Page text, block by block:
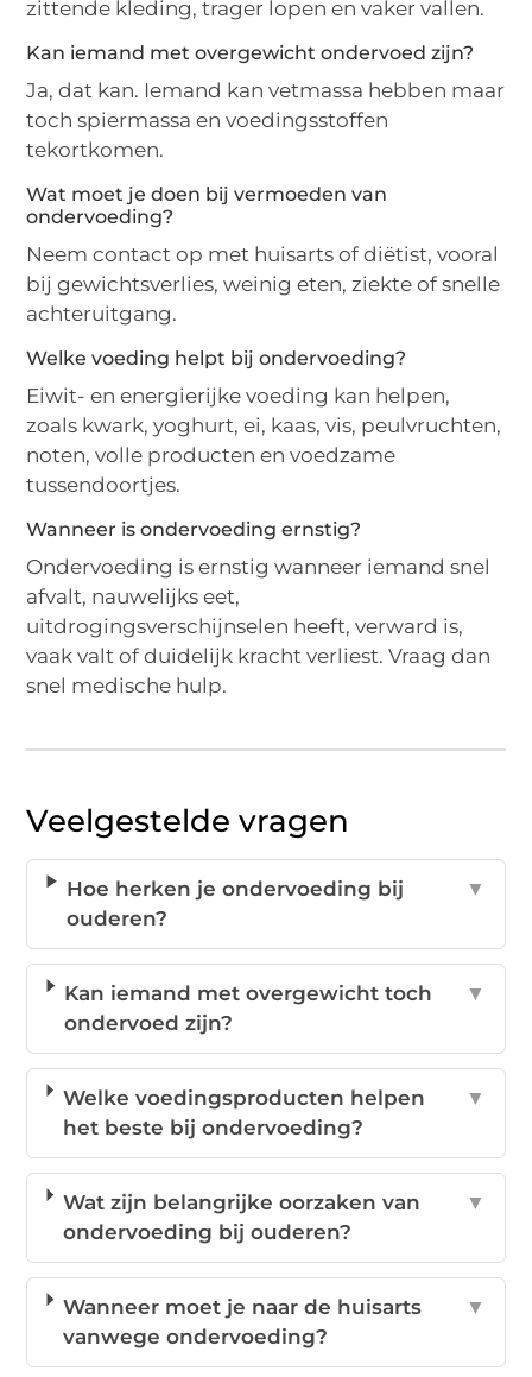
zittende kleding, trager lopen en vaker vallen.
Kan iemand met overgewicht ondervoed zijn?
Ja, dat kan. Iemand kan vetmassa hebben maar
toch spiermassa en voedingsstoffen
tekortkomen.
Wat moet je doen bij vermoeden van
ondervoeding?
Neem contact op met huisarts of diëtist, vooral
bij gewichtsverlies, weinig eten, ziekte of snelle
achteruitgang.
Welke voeding helpt bij ondervoeding?
Eiwit- en energierijke voeding kan helpen,
zoals kwark, yoghurt, ei, kaas, vis, peulvruchten,
noten, volle producten en voedzame
tussendoortjes.
Wanneer is ondervoeding ernstig?
Ondervoeding is ernstig wanneer iemand snel
afvalt, nauwelijks eet,
uitdrogingsverschijnselen heeft, verward is,
vaak valt of duidelijk kracht verliest. Vraag dan
snel medische hulp.
Veelgestelde vragen
Hoe herken je ondervoeding bij
ouderen?
▼
Kan iemand met overgewicht toch
ondervoed zijn?
▼
Welke voedingsproducten helpen
het beste bij ondervoeding?
▼
Wat zijn belangrijke oorzaken van
ondervoeding bij ouderen?
▼
Wanneer moet je naar de huisarts
vanwege ondervoeding?
▼